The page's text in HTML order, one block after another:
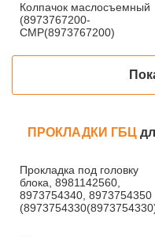
Колпачок маслосъемный
(8973767200-
CMP(8973767200)
ПРОКЛАДКИ ГБЦ
Прокладка под головку
блока, 8981142560,
8973754340, 8973754350